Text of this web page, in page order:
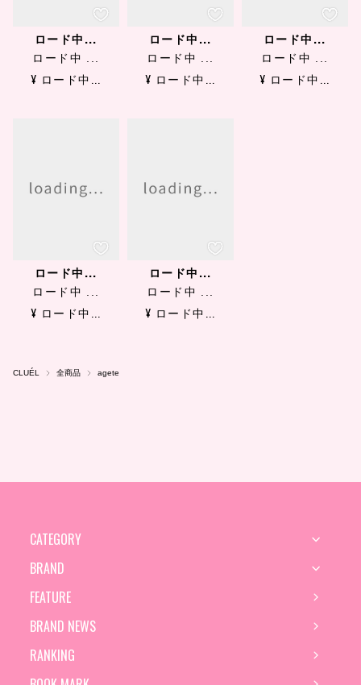
ロード中...
ロード中 ...
¥ ロード中...
ロード中...
ロード中 ...
¥ ロード中...
ロード中...
ロード中 ...
¥ ロード中...
ロード中...
ロード中 ...
¥ ロード中...
ロード中...
ロード中 ...
¥ ロード中...
CLUÉL 全商品 agete
CATEGORY
BRAND
FEATURE
BRAND NEWS
RANKING